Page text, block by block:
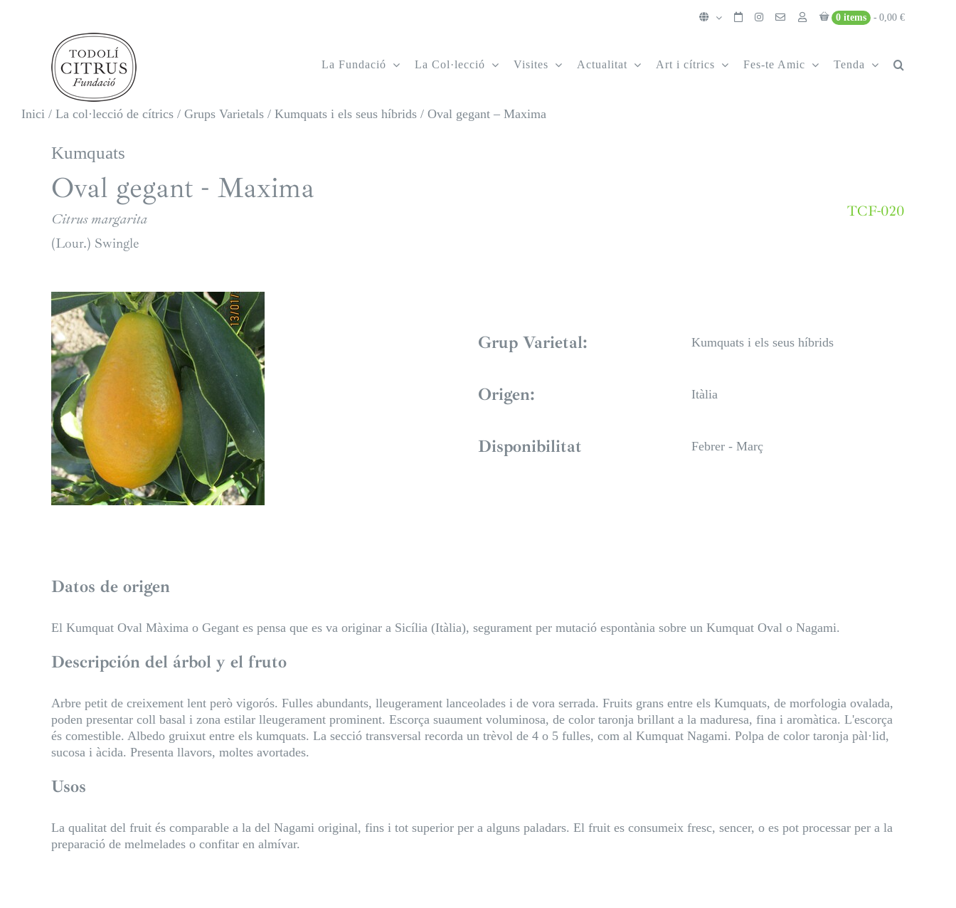
0 items 0,00 €
La Fundació La Col·lecció Visites Actualitat Art i cítrics Fes-te Amic Tenda
Inici / La col·lecció de cítrics / Grups Varietals / Kumquats i els seus híbrids / Oval gegant – Maxima
Kumquats
Oval gegant - Maxima
Citrus margarita
(Lour.) Swingle
TCF-020
Grup Varietal: Kumquats i els seus híbrids
Origen: Itàlia
Disponibilitat Febrer - Març
Datos de origen
El Kumquat Oval Màxima o Gegant es pensa que es va originar a Sicília (Itàlia), segurament per mutació espontània sobre un Kumquat Oval o Nagami.
Descripción del árbol y el fruto
Arbre petit de creixement lent però vigorós. Fulles abundants, lleugerament lanceolades i de vora serrada. Fruits grans entre els Kumquats, de morfologia ovalada,
poden presentar coll basal i zona estilar lleugerament prominent. Escorça suaument voluminosa, de color taronja brillant a la maduresa, fina i aromàtica. L'escorça
és comestible. Albedo gruixut entre els kumquats. La secció transversal recorda un trèvol de 4 o 5 fulles, com al Kumquat Nagami. Polpa de color taronja pàl·lid,
sucosa i àcida. Presenta llavors, moltes avortades.
Usos
La qualitat del fruit és comparable a la del Nagami original, fins i tot superior per a alguns paladars. El fruit es consumeix fresc, sencer, o es pot processar per a la
preparació de melmelades o confitar en almívar.